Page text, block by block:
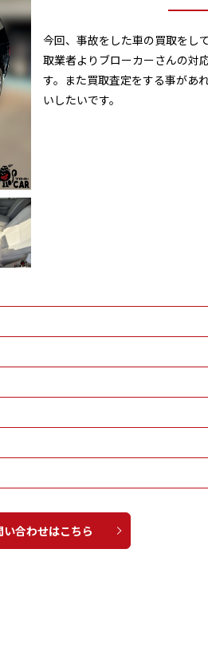
今回、事故をした車の買取をし
取業者よりブローカーさんの対
す。また買取査定をする事があ
いしたいです。
い合わせはこちら